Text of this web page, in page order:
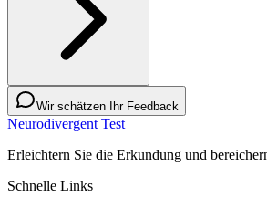
Wir schätzen Ihr Feedback
Neurodivergent Test
Erleichtern Sie die Erkundung und
Schnelle Links